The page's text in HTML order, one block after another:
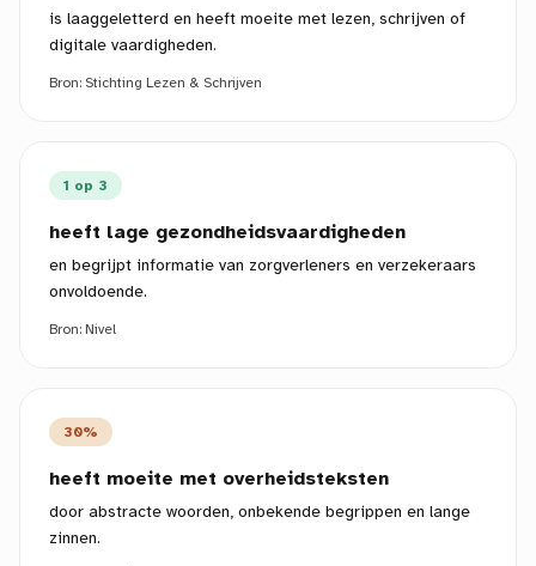
is laaggeletterd en heeft moeite met lezen, schrijven of
digitale vaardigheden.
Bron: Stichting Lezen & Schrijven
1 op 3
heeft lage gezondheidsvaardigheden
en begrijpt informatie van zorgverleners en verzekeraars
onvoldoende.
Bron: Nivel
30%
heeft moeite met overheidsteksten
door abstracte woorden, onbekende begrippen en lange
zinnen.